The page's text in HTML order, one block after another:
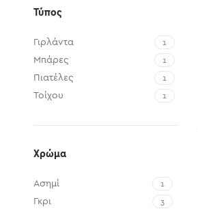
Τύπος
Γιρλάντα 1
Μπάρες 1
Πιατέλες 1
Τοίχου 1
Χρώμα
Ασημί 1
Γκρι 3